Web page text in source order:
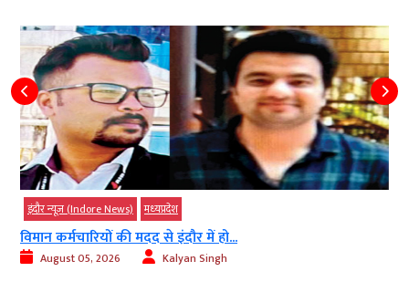
इंदौर न्यूज़ (Indore News) मध्‍यप्रदेश
विमान कर्मचारियों की मदद से इंदौर में हो...
August 05, 2026 Kalyan Singh